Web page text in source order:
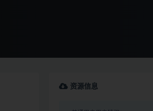
资源信息